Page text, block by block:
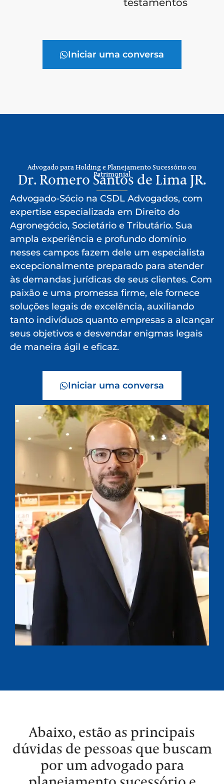
testamentos
Iniciar uma conversa
Advogado para Holding e Planejamento Sucessório ou
Patrimonial
Dr. Romero Santos de Lima JR.
Advogado-Sócio na CSDL Advogados, com
expertise especializada em Direito do
Agronegócio, Societário e Tributário. Sua
ampla experiência e profundo domínio
nesses campos fazem dele um especialista
excepcionalmente preparado para atender
às demandas jurídicas de seus clientes. Com
paixão e uma promessa firme, ele fornece
soluções legais de excelência, auxiliando
tanto indivíduos quanto empresas a alcançar
seus objetivos e desvendar enigmas legais
de maneira ágil e eficaz.
Iniciar uma conversa
Abaixo, estão as principais
dúvidas de pessoas que buscam
por um advogado para